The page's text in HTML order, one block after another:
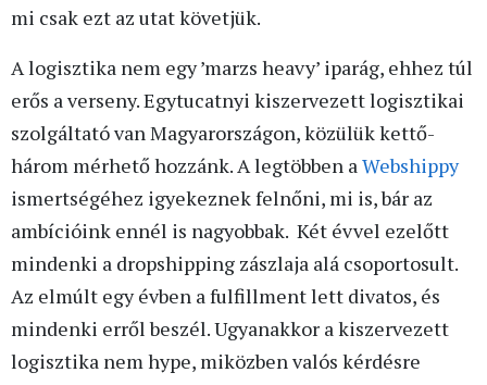
mi csak ezt az utat követjük.
A logisztika nem egy ’marzs heavy’ iparág, ehhez túl
erős a verseny. Egytucatnyi kiszervezett logisztikai
szolgáltató van Magyarországon, közülük kettő-
három mérhető hozzánk. A legtöbben aWebshippy
ismertségéhez igyekeznek felnőni, mi is, bár az
ambícióink ennél is nagyobbak. Két évvel ezelőtt
mindenki a dropshipping zászlaja alá csoportosult.
Az elmúlt egy évben a fulfillment lett divatos, és
mindenki erről beszél. Ugyanakkor a kiszervezett
logisztika nem hype, miközben valós kérdésre